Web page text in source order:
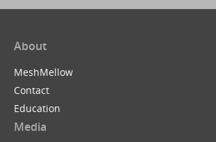
About
MeshMellow
Contact
Education
Media